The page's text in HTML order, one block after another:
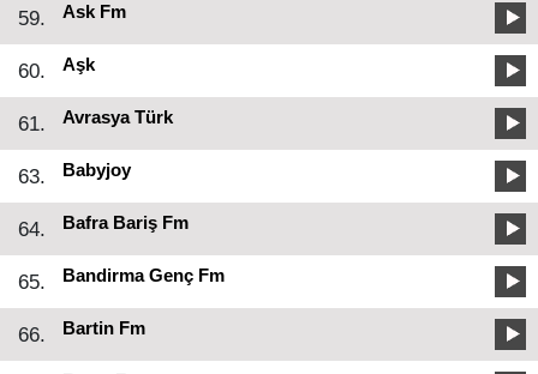
59. Ask Fm
60. Aşk
61. Avrasya Türk
63. Babyjoy
64. Bafra Bariş Fm
65. Bandirma Genç Fm
66. Bartin Fm